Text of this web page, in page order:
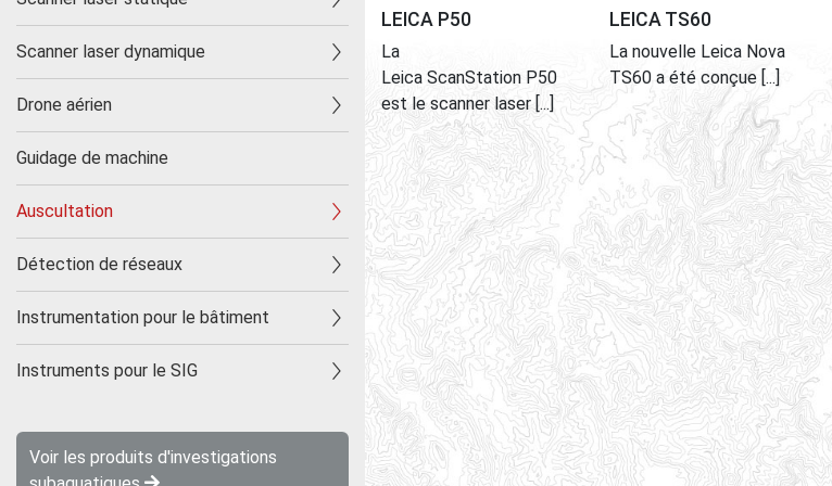
Scanner laser dynamique
Drone aérien
Guidage de machine
Auscultation
Détection de réseaux
Instrumentation pour le bâtiment
Instruments pour le SIG
Voir les produits d'investigations
Aperçu
LEICA P50
La
Leica ScanStation P50
est le scanner laser [...]
Aperçu
LEICA TS60
La nouvelle Leica Nova
TS60 a été conçue [...]